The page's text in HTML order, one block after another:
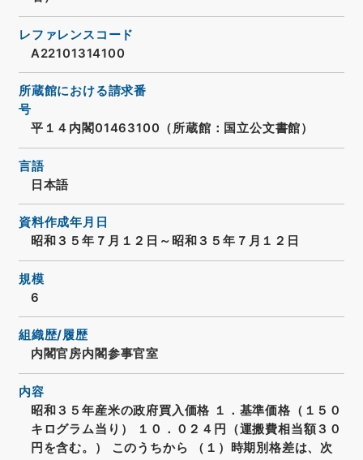
レファレンスコード
A22101314100
所蔵館における請求番
号
平１４内閣01463100（所蔵館：国立公文書館）
言語
日本語
資料作成年月日
昭和３５年７月１２日～昭和３５年７月１２日
規模
6
組織歴/履歴
内閣官房内閣参事官室
内容
昭和３５年産米の政府買入価格 １．基準価格（１５０
キログラム当り） １０．０２４円（運搬費相当額３０
円を含む。） このうちから （１）時期別格差は、次